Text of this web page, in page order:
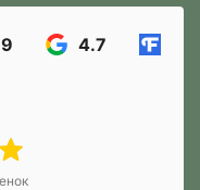
4.7